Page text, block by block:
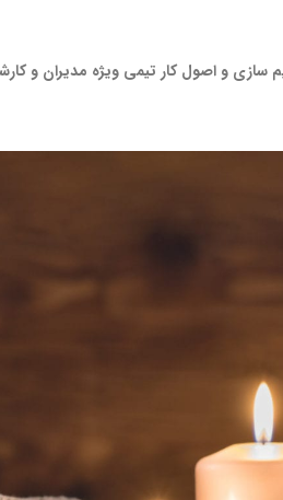
سازی و اصول کار تیمی ویژه مدیران و